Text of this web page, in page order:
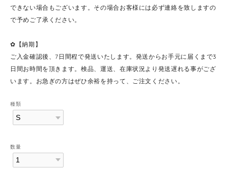
できない場合もございます。その場合お客様には必ず連絡を致しますの
で予めご了承ください。
✿【納期】
ご入金確認後、7日間程で発送いたします。発送からお手元に届くまで3
日間お時間を頂きます。検品、運送、在庫状況より発送遅れる事がござ
います。お急ぎの方はぜひ余裕を持って、ご注文ください。
種類
数量